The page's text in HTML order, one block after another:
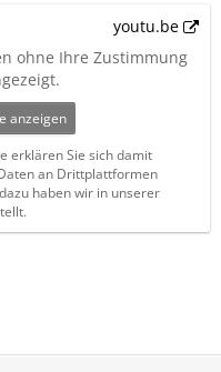
youtu.be
ohne Ihre Zustimmung
anzeigen
erklären Sie sich damit
an Drittplattformen
haben wir in unserer